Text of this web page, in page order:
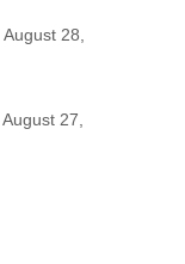
August 28,
August 27,